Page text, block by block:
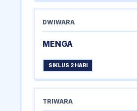
DWIWARA
MENGA
SIKLUS 2 HARI
TRIWARA